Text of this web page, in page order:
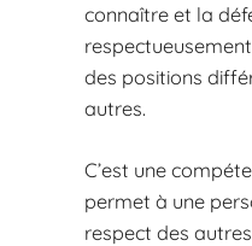
connaître et la
des positions
autres.
C’est une
permet à une
respect des